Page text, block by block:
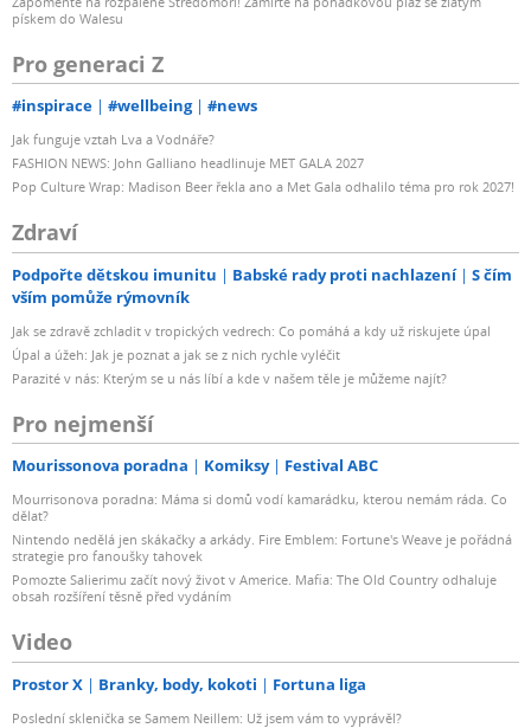
pískem do Walesu
Pro generaci Z
#inspirace #wellbeing #news
Jak funguje vztah Lva a Vodnáře?
FASHION NEWS: John Galliano headlinuje MET GALA 2027
Pop Culture Wrap: Madison Beer řekla ano a Met Gala odhalilo téma pro rok 2027!
Zdraví
Podpořte dětskou imunitu Babské rady proti nachlazení
S čím
vším pomůže rýmovník
Jak se zdravě zchladit v tropických vedrech: Co pomáhá a kdy už riskujete úpal
Úpal a úžeh: Jak je poznat a jak se z nich rychle vyléčit
Parazité v nás: Kterým se u nás líbí a kde v našem těle je můžeme najít?
Pro nejmenší
Mourissonova poradna Komiksy Festival ABC
Mourrisonova poradna: Máma si domů vodí kamarádku, kterou nemám ráda. Co
dělat?
Nintendo nedělá jen skákačky a arkády. Fire Emblem: Fortune's Weave je pořádná
strategie pro fanoušky tahovek
Pomozte Salierimu začít nový život v Americe. Mafia: The Old Country odhaluje
obsah rozšíření těsně před vydáním
Video
Prostor X Branky, body, kokoti Fortuna liga
Poslední sklenička se Samem Neillem: Už jsem vám to vyprávěl?